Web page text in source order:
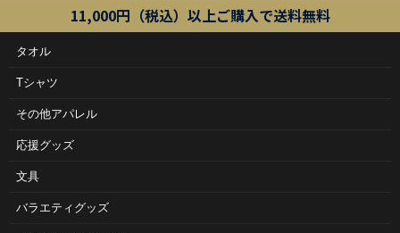
11,000円（税込）以上ご購入で送料無料
タオル
Tシャツ
その他アパレル
応援グッズ
文具
バラエティグッズ